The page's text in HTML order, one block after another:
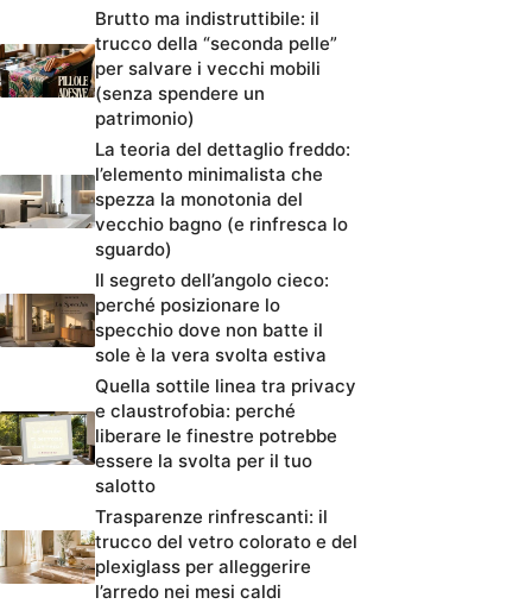
Brutto ma indistruttibile: il
trucco della “seconda pelle”
per salvare i vecchi mobili
(senza spendere un
patrimonio)
La teoria del dettaglio freddo:
l’elemento minimalista che
spezza la monotonia del
vecchio bagno (e rinfresca lo
sguardo)
Il segreto dell’angolo cieco:
perché posizionare lo
specchio dove non batte il
sole è la vera svolta estiva
Quella sottile linea tra privacy
e claustrofobia: perché
liberare le finestre potrebbe
essere la svolta per il tuo
salotto
Trasparenze rinfrescanti: il
trucco del vetro colorato e del
plexiglass per alleggerire
l’arredo nei mesi caldi